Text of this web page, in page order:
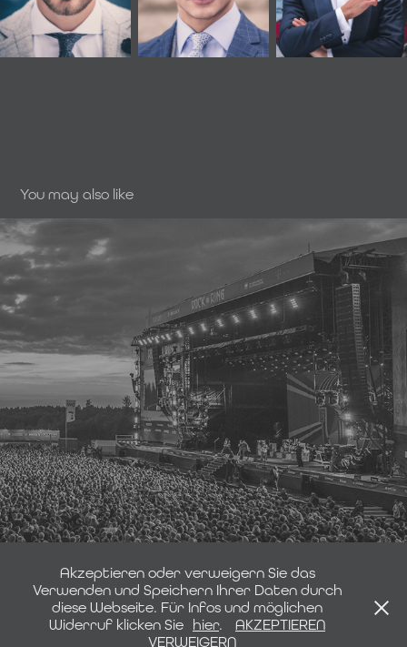
You may also like
Big Events
IMPRESSUM | DATENSCHUTZ
Akzeptieren oder verweigern Sie das
Verwenden und Speichern Ihrer Daten durch
diese Webseite. Für Infos und möglichen
Widerruf klicken Sie hier.
AKZEPTIEREN
VERWEIGERN